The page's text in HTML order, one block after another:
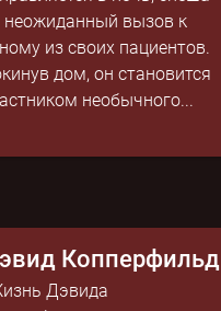
неожиданный вызов к
из своих пациентов.
дом, он становится
необычного...
Копперфильд
Дэвида